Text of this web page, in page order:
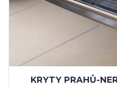
KRYTY PRAHŮ-